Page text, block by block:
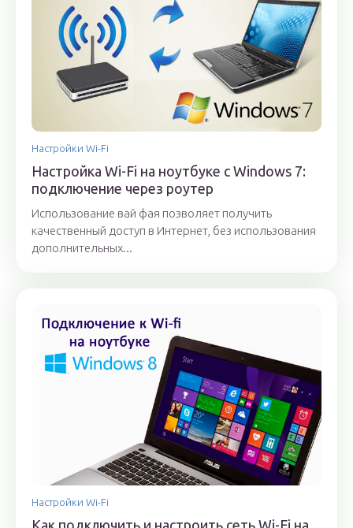
Настройки Wi-Fi
Настройка Wi-Fi на ноутбуке с Windows 7:
подключение через роутер
Использование вай фая позволяет получить
качественный доступ в Интернет, без использования
дополнительных...
Настройки Wi-Fi